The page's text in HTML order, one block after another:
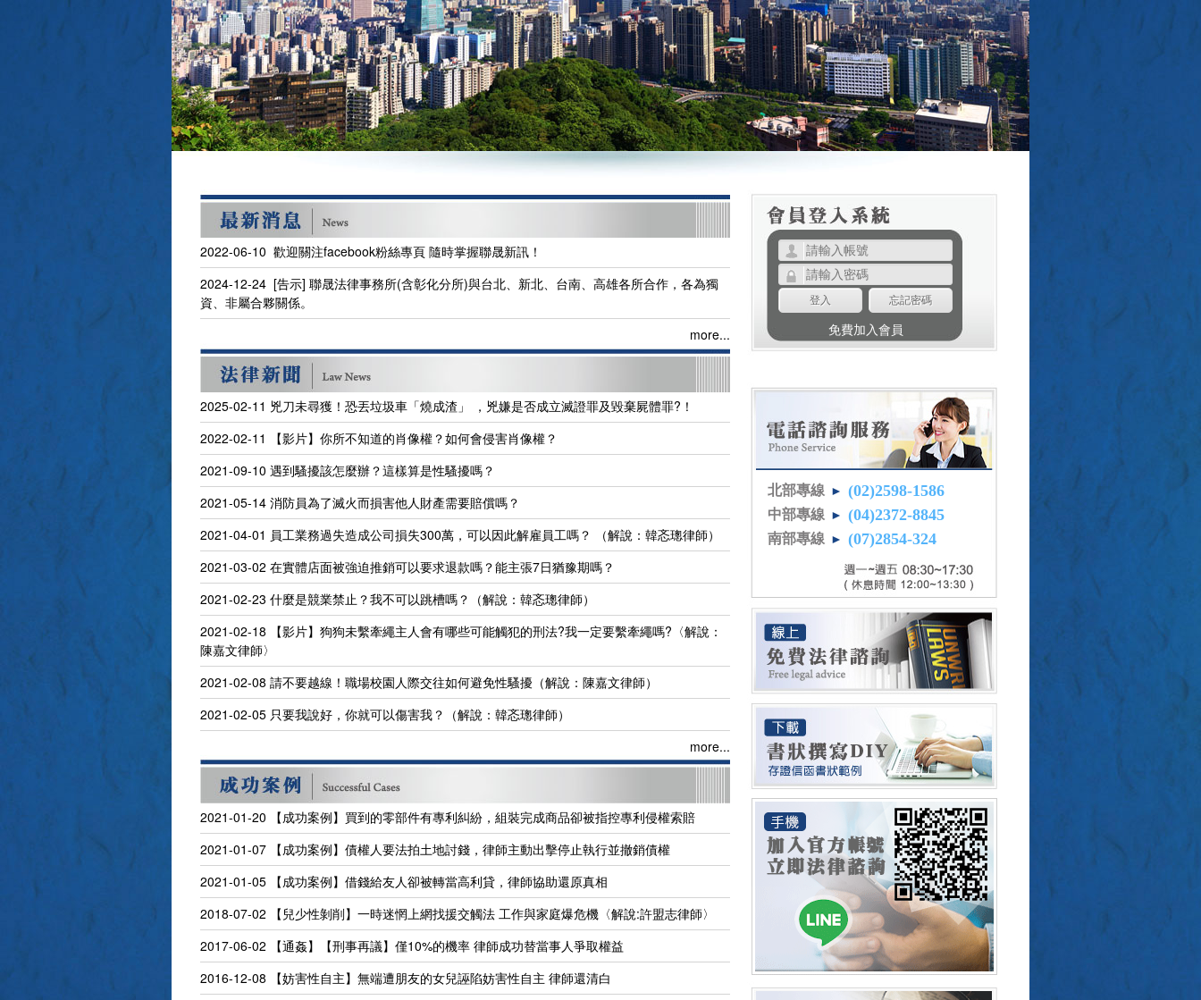
2022-06-10 歡迎關注facebook粉絲專頁 隨時掌握聯晟新訊！
2024-12-24 [告示] 聯晟法律事務所(含彰化分所)與台北、新北、台南、高雄各所合作，各為獨
資、非屬合夥關係。
more...
2025-02-11 兇刀未尋獲！恐丟垃圾車「燒成渣」 ，兇嫌是否成立滅證罪及毀棄屍體罪?！
2022-02-11
【影片】你所不知道的肖像權？如何會侵害肖像權？
2021-09-10 遇到騷擾該怎麼辦？這樣算是性騷擾嗎？
2021-05-14 消防員為了滅火而損害他人財產需要賠償嗎？
2021-04-01 員工業務過失造成公司損失300萬，可以因此解雇員工嗎？ （解說：韓忞璁律師）
2021-03-02 在實體店面被強迫推銷可以要求退款嗎？能主張7日猶豫期嗎？
2021-02-23 什麼是競業禁止？我不可以跳槽嗎？（解說：韓忞璁律師）
2021-02-18
【影片】狗狗未繫牽繩主人會有哪些可能觸犯的刑法?我一定要繫牽繩嗎?〈解說：
陳嘉文律師〉
2021-02-08 請不要越線！職場校園人際交往如何避免性騷擾（解說：陳嘉文律師）
2021-02-05 只要我說好，你就可以傷害我？（解說：韓忞璁律師）
more...
2021-01-20
【成功案例】買到的零部件有專利糾紛，組裝完成商品卻被指控專利侵權索賠
2021-01-07 【成功案例】債權人要法拍土地討錢，律師主動出擊停止執行並撤銷債權
2021-01-05 【成功案例】借錢給友人卻被轉當高利貸，律師協助還原真相
2018-07-02
【兒少性剝削】一時迷惘上網找援交觸法 工作與家庭爆危機〈解說:許盟志律師〉
2017-06-02
【通姦】【刑事再議】僅10%的機率 律師成功替當事人爭取權益
2016-12-08
【妨害性自主】無端遭朋友的女兒誣陷妨害性自主 律師還清白
登入 忘記密碼
免費加入會員
北部專線 ► (02)2598-1586
中部專線 ► (04)2372-8845
南部專線 ► (07)2854-324